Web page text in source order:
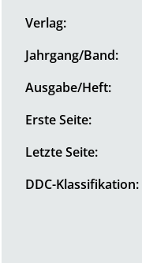
Verlag:
Jahrgang/Band:
Ausgabe/Heft:
Erste Seite:
Letzte Seite:
DDC-Klassifikation: